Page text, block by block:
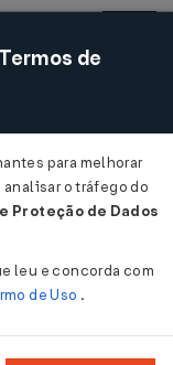
Acessar
Voltar
de
para melhorar
o tráfego do
Proteção de Dados
leu e concorda com
de Uso .